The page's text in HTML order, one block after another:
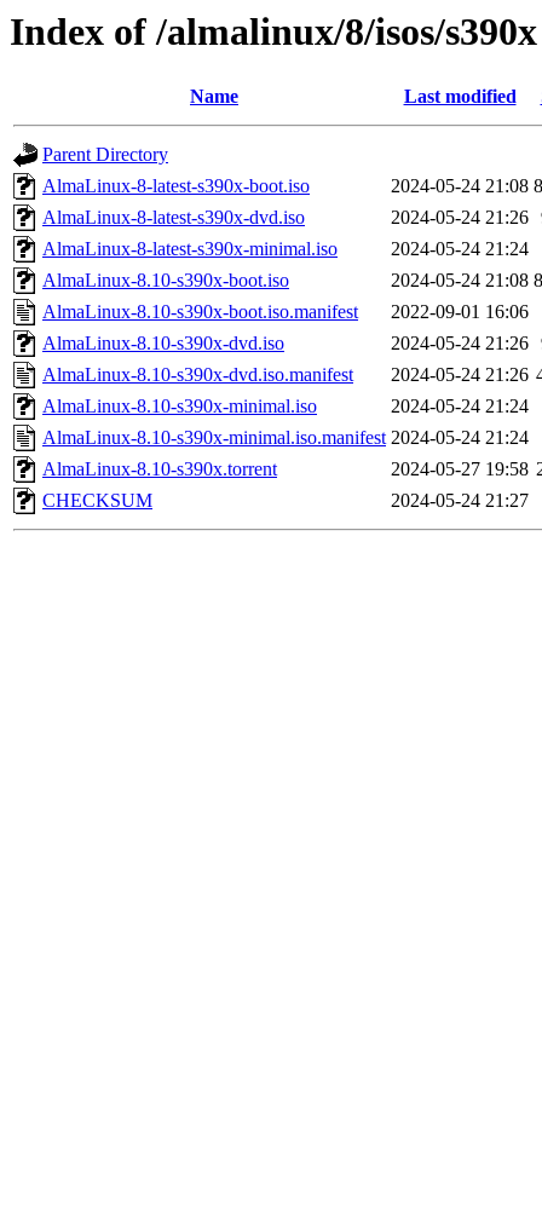
Index of /almalinux/8/isos/s390x
Name Last modified
Parent Directory
AlmaLinux-8-latest-s390x-boot.iso
2024-05-24 21:08
AlmaLinux-8-latest-s390x-dvd.iso
2024-05-24 21:26
AlmaLinux-8-latest-s390x-minimal.iso
2024-05-24 21:24
AlmaLinux-8.10-s390x-boot.iso
2024-05-24 21:08
AlmaLinux-8.10-s390x-boot.iso.manifest
2022-09-01 16:06
AlmaLinux-8.10-s390x-dvd.iso
2024-05-24 21:26
AlmaLinux-8.10-s390x-dvd.iso.manifest
2024-05-24 21:26
AlmaLinux-8.10-s390x-minimal.iso
2024-05-24 21:24
AlmaLinux-8.10-s390x-minimal.iso.manifest 2024-05-24 21:24
AlmaLinux-8.10-s390x.torrent
2024-05-27 19:58
CHECKSUM
2024-05-24 21:27